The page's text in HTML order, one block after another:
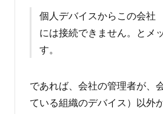
イ
ン
ト
個人デバイスからこの会
には接続できません。とメ
す。
であれば、会社の管理者が、
ている組織のデバイス）以外